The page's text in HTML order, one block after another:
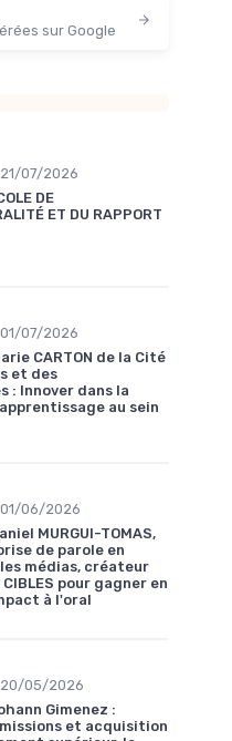
sur Google
21/07/2026
DE
ET DU RAPPORT
01/07/2026
CARTON de la Cité
et des
: Innover dans la
au sein
01/06/2026
MURGUI-TOMAS,
de parole en
médias, créateur
pour gagner en
à l'oral
20/05/2026
Gimenez :
et acquisition